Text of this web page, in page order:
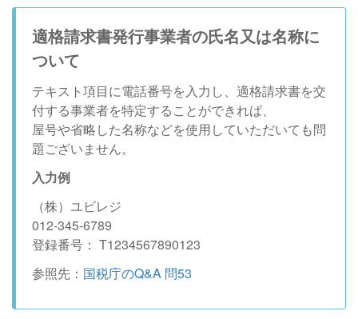
適格請求書発行事業者の氏名又は名称に
ついて
テキスト項目に電話番号を入力し、適格請求書を交
付する事業者を特定することができれば、
屋号や省略した名称などを使用していただいても問
題ございません。
入力例
（株）ユビレジ
012-345-6789
登録番号： T1234567890123
参照先： 国税庁のQ&A 問53